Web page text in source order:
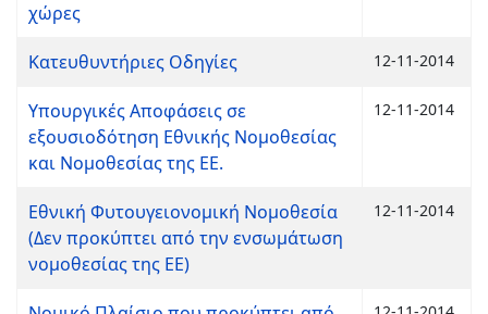
χώρες
Κατευθυντήριες Οδηγίες 12-11-2014
Υπουργικές Αποφάσεις σε
εξουσιοδότηση Εθνικής Νομοθεσίας
και Νομοθεσίας της ΕΕ.
12-11-2014
Εθνική Φυτουγειονομική Νομοθεσία
(Δεν προκύπτει από την ενσωμάτωση
νομοθεσίας της ΕΕ)
12-11-2014